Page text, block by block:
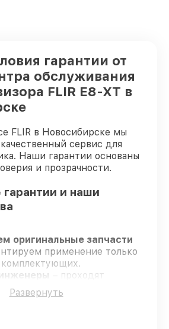
гарантии от
обслуживания
FLIR E8-XT в
FLIR в Новосибирске мы
сервис для
Наши гарантии основаны
и прозрачности.
гарантии и наши
оригинальные запчасти
применение только
комплектующих.
– проходят
знаний и навыков, что
надёжную работу
Развернуть